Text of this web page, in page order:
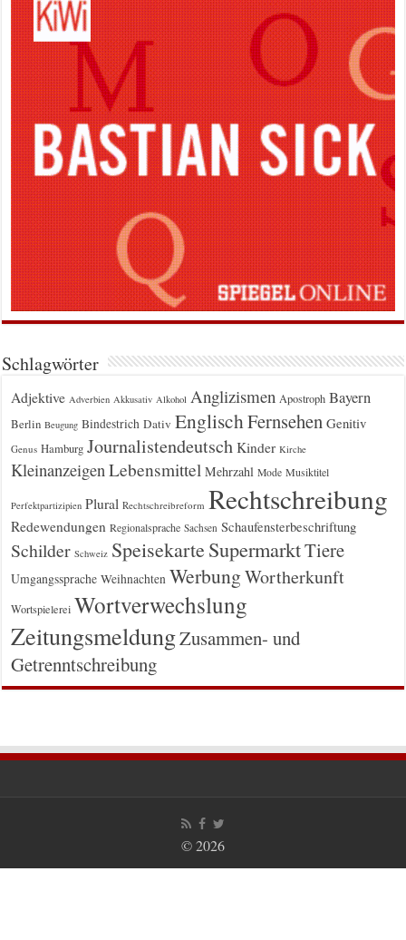
Schlagwörter
Adjektive Adverbien Akkusativ Alkohol Anglizismen Apostroph Bayern
Berlin Beugung Bindestrich Dativ EnglischFernsehen Genitiv
Genus Hamburg Journalistendeutsch Kinder Kirche
KleinanzeigenLebensmittel Mehrzahl Mode Musiktitel
Perfektpartizipien Plural Rechtschreibreform Rechtschreibung
Redewendungen Regionalsprache Sachsen Schaufensterbeschriftung
Schilder Schweiz Speisekarte SupermarktTiere
Umgangssprache Weihnachten WerbungWortherkunft
Wortspielerei Wortverwechslung
ZeitungsmeldungZusammen- und
Getrenntschreibung
© 2026